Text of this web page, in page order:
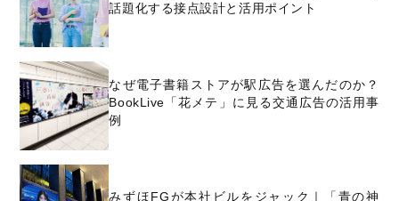
話題化する接点設計と活用ポイント
なぜ電子書籍ストアが駅広告を選んだのか？
BookLive「花メテ」に見る交通広告の活用事
例
みずほFGが本社ビルをジャック｜「青の神